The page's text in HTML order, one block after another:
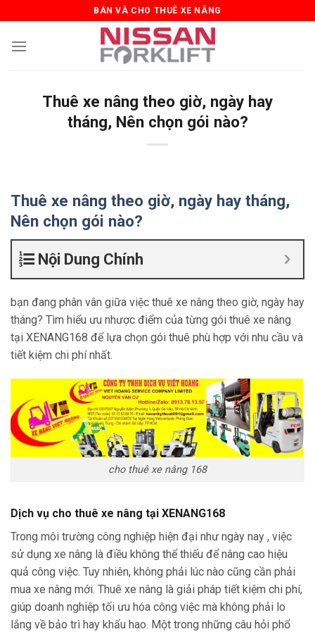
to
content
BÁN VÀ CHO THUÊ XE NÂNG
Thuê xe nâng theo giờ, ngày hay
tháng, Nên chọn gói nào?
Thuê xe nâng theo giờ, ngày hay tháng,
Nên chọn gói nào?
Nội Dung Chính
bạn đang phân vân giữa việc thuê xe nâng theo giờ, ngày hay
tháng? Tìm hiểu ưu nhược điểm của từng gói thuê xe nâng
tại XENANG168 để lựa chọn gói thuê phù hợp với nhu cầu và
tiết kiệm chi phí nhất.
cho thuê xe nâng 168
Dịch vụ cho thuê xe nâng tại XENANG168
Trong môi trường công nghiệp hiện đại như ngày nay , việc
sử dụng xe nâng là điều không thể thiếu để nâng cao hiệu
quả công việc. Tuy nhiên, không phải lúc nào cũng cần phải
mua xe nâng mới. Thuê xe nâng là giải pháp tiết kiệm chi phí,
giúp doanh nghiệp tối ưu hóa công việc mà không phải lo
lắng về bảo trì hay khấu hao. Một trong những câu hỏi phổ